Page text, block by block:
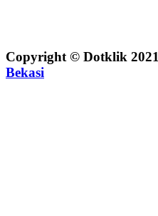
Copyright © Dotklik 2021
Bekasi